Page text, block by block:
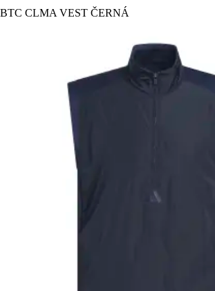
BTC CLMA VEST ČERNÁ